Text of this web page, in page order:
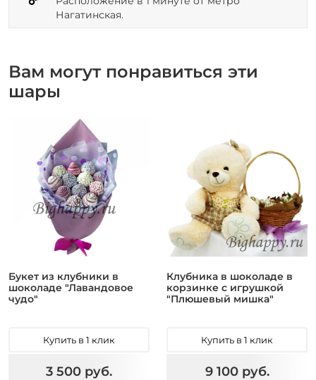
Нагатинская.
Вам могут понравиться эти
шары
Букет из клубники в
шоколаде "Лавандовое
чудо"
Купить в 1 клик
3 500 руб.
Клубника в шоколаде в
корзинке с игрушкой
"Плюшевый мишка"
Купить в 1 клик
9 100 руб.